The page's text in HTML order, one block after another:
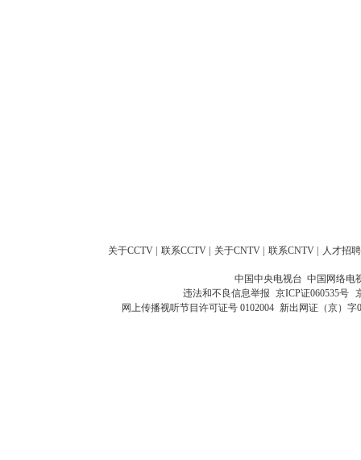
关于CCTV 联系CCTV 关于CNTV 联系CNTV 人才招聘
中国中央电视台 中国网络电
违法和不良信息举报 京ICP证060535号
网上传播视听节目许可证号 0102004 新出网证（京）